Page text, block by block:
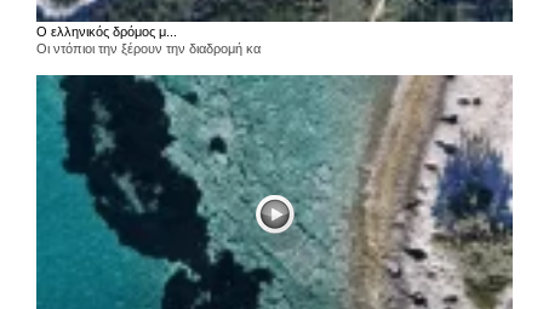
Ο ελληνικός δρόμος μ...
Οι ντόπιοι την ξέρουν την διαδρομή κα